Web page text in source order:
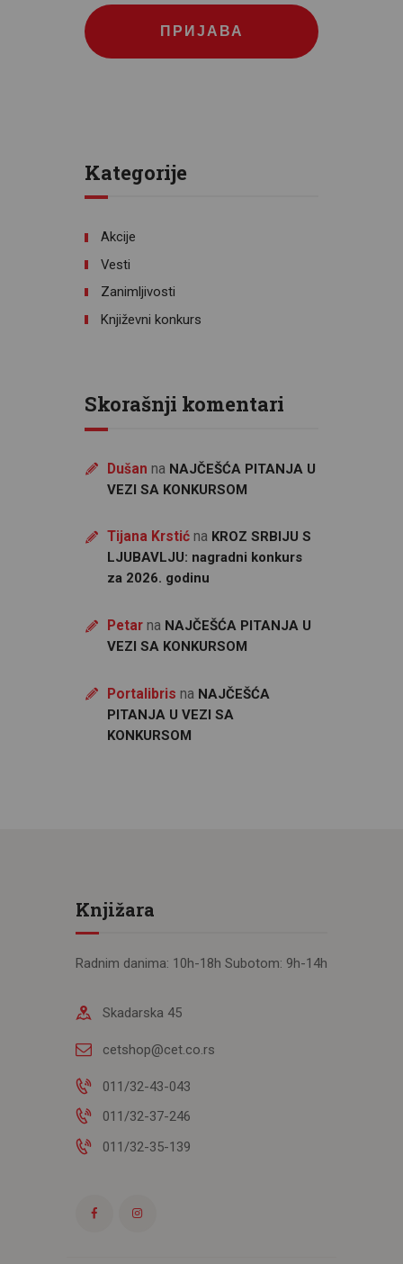
ПРИЈАВА
Kategorije
Akcije
Vesti
Zanimljivosti
Književni konkurs
Skorašnji komentari
Dušan na NAJČEŠĆA PITANJA U
VEZI SA KONKURSOM
Tijana Krstićna KROZ SRBIJU S
LJUBAVLJU: nagradni konkurs
za 2026. godinu
Petarna NAJČEŠĆA PITANJA U
VEZI SA KONKURSOM
Portalibris na NAJČEŠĆA
PITANJA U VEZI SA
KONKURSOM
Knjižara
Radnim danima: 10h-18h Subotom: 9h-14h
Skadarska 45
cetshop@cet.co.rs
011/32-43-043
011/32-37-246
011/32-35-139